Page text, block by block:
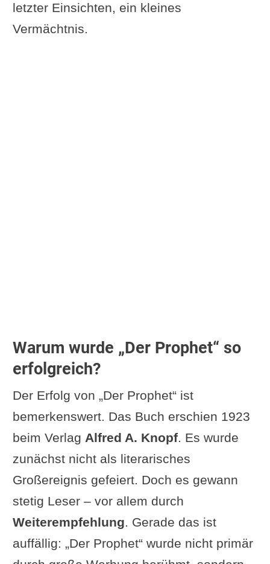
letzter Einsichten, ein kleines
Vermächtnis.
Warum wurde „Der Prophet“ so
erfolgreich?
Der Erfolg von „Der Prophet“ ist
bemerkenswert. Das Buch erschien 1923
beim Verlag Alfred A. Knopf. Es wurde
zunächst nicht als literarisches
Großereignis gefeiert. Doch es gewann
stetig Leser – vor allem durch
Weiterempfehlung. Gerade das ist
auffällig: „Der Prophet“ wurde nicht primär